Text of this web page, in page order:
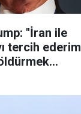
"İran ile
tercih ederim